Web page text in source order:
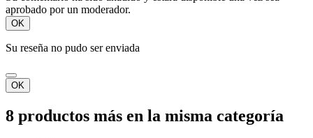
aprobado por un moderador.
OK
Su reseña no pudo ser enviada
OK
8 productos más en la misma categoría